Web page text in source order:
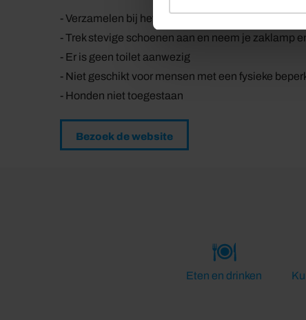
- Verzamelen bij het groene hek links van de
- Trek stevige schoenen aan en neem je zaklamp
- Er is geen toilet aanwezig
- Niet geschikt voor mensen met een fysieke
- Honden niet toegestaan
Bezoek de website
Eten en drinken